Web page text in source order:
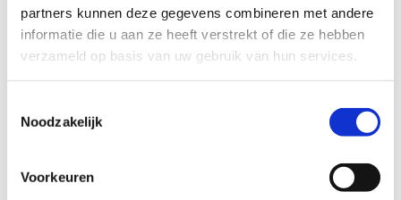
partners kunnen deze gegevens combineren met andere
informatie die u aan ze heeft verstrekt of die ze hebben
verzameld op basis van uw gebruik van hun services.
Noodzakelijk
Voorkeuren
Hij verwierf internationale ervaring door te werken aan de
Carnegie Mellon University in opdracht van Nike, waar hij
een innovatief exoskelet ontwikkelde dat de efficiëntie
van hardlopen verbeterde. Als postdoctoraal onderzoeker
aan de Universiteit Gent de afgelopen zes jaar, heeft hij
zich toegelegd op onderzoek naar de oorzaken,
Zijn bevindingen leveren waardevolle inzichten op voor